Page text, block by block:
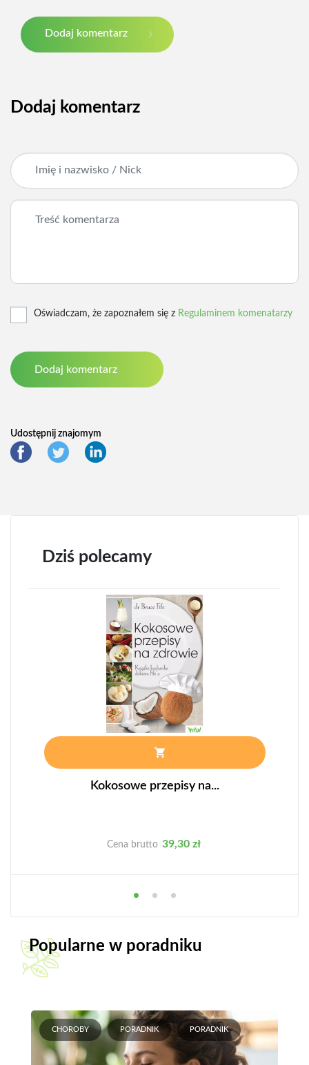
Dziś polecamy
Kokosowe przepisy na...
Cena brutto Cena
39,30 zł
Popularne w poradniku
CHOROBY PORADNIK PORADNIK
Dodaj komentarz
Dodaj komentarz
Oświadczam, że zapoznałem się z Regulaminem komenatarzy
Udostępnij znajomym